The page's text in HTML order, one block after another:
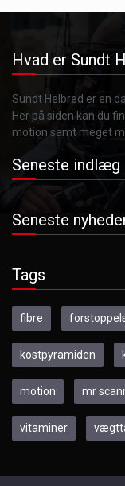
Hvad er Sundt
Sundt Helbred er en
Her på siden kan du
motion samt meget
Seneste indlæg
Seneste
Tags
fibre
kostpyramiden
motion mr
vitaminer